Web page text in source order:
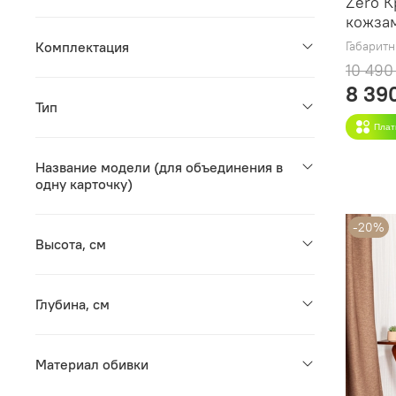
10
8
-20%
Комплектация
Тип
Название модели (для объединения в
одну карточку)
Высота, см
Глубина, см
Материал обивки